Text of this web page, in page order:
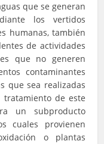
que se generan
los vertidos
humanas, también
de actividades
que no generen
contaminantes
que sea realizadas
de este
un subproducto
cuales provienen
o plantas